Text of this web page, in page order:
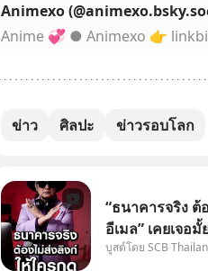
Animexo
ข่าว ศิลปะ ข่าวรอบโลก
“ธนาคารจริง ต้
อีเมล” เคยเจอ
ธนาคาร บอกว่
บูสต์โดย SCB